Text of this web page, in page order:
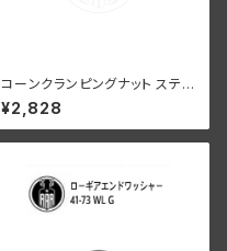
コーンクランピングナット ステア
リングダンパーなし 1936-48
年 EL FL UL クローム
¥2,828